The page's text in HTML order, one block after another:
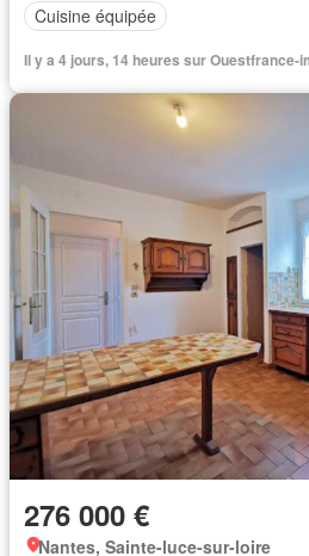
Cuisine équipée
Il y a 4 jours, 14 heures sur Ouestfrance-
276 000 €
Nantes, Sainte-luce-sur-loire